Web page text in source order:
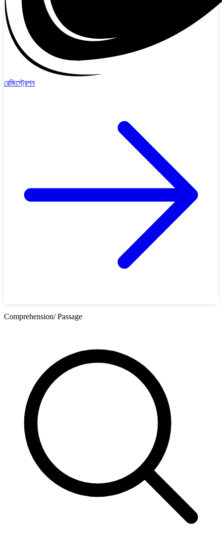
রেজিস্ট্রেশন
Comprehension/ Passage